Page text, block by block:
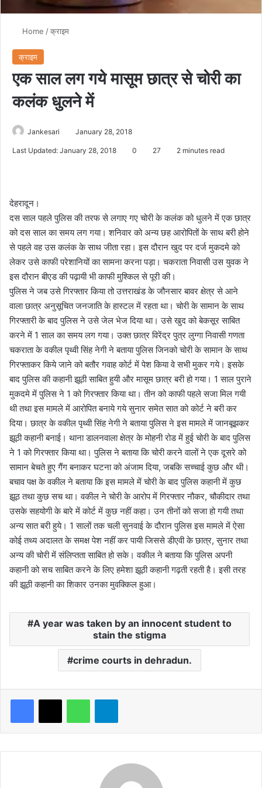
Home /क्राइम
क्राइम
एक साल लग गये मासूम छात्र से चोरी का
कलंक धुलने में
Jankesari January 28, 2018
Last Updated: January 28, 2018 0 27 2 minutes read
देहरादून।
दस साल पहले पुलिस की तरफ से लगाए गए चोरी के कलंक को धुलने में एक छात्र
को दस साल का समय लग गया। शनिवार को अन्य छह आरोपितों के साथ बरी होने
से पहले वह उस कलंक के साथ जीता रहा। इस दौरान खुद पर दर्ज मुकदमे को
लेकर उसे काफी परेशानियों का सामना करना पड़ा। चकराता निवासी उस युवक ने
इस दौरान बीएड की पढ़ायी भी काफी मुश्किल से पूरी की।
पुलिस ने जब उसे गिरफ्तार किया तो उत्तराखंड के जौनसार बावर क्षेत्र से आने
वाला छात्र अनुसूचित जनजाति के हास्टल में रहता था। चोरी के सामान के साथ
गिरफ्तारी के बाद पुलिस ने उसे जेल भेज दिया था। उसे खुद को बेकसूर साबित
करने में 1 साल का समय लग गया। उक्त छात्र विरेंद्र पुत्र लुग्गा निवासी गणता
चकराता के वकील पृथ्वी सिंह नेगी ने बताया पुलिस जिनको चोरी के सामान के साथ
गिरफ्ताकर किये जाने को बतौर गवाह कोर्ट में पेश किया वे सभी मुकर गये। इसके
बाद पुलिस की कहानी झूठी साबित हुयी और मासूम छात्र बरी हो गया। 1 साल पुराने
मुकदमे में पुलिस ने 1 को गिरफ्तार किया था। तीन को काफी पहले सजा मिल गयी
थी तथा इस मामले में आरोपित बनाये गये सुनार समेत सात को कोर्ट ने बरी कर
दिया। छात्र के वकील पृथ्वी सिंह नेगी ने बताया पुलिस ने इस मामले में जानबूझकर
झूठी कहानी बनाई। थाना डालनवाला क्षेत्र के मोहनी रोड में हुई चोरी के बाद पुलिस
ने 1 को गिरफ्तार किया था। पुलिस ने बताया कि चोरी करने वालों ने एक दूसरे को
सामान बेचते हुए गैंग बनाकर घटना को अंजाम दिया, जबकि सच्चाई कुछ और थी।
बचाव पक्ष के वकील ने बताया कि इस मामले में चोरी के बाद पुलिस कहानी में कुछ
झूठ तथा कुछ सच था। वकील ने चोरी के आरोप में गिरफ्तार नौकर, चौकीदार तथा
उसके सहयोगी के बारे में कोर्ट में कुछ नहीं कहा। उन तीनों को सजा हो गयी तथा
अन्य सात बरी हुये। 1 सालों तक चली सुनवाई के दौरान पुलिस इस मामले में ऐसा
कोई तथ्य अदालत के समक्ष पेश नहीं कर पायी जिससे डीएवी के छात्र, सुनार तथा
अन्य की चोरी में संलिप्तता साबित हो सके। वकील ने बताया कि पुलिस अपनी
कहानी को सच साबित करने के लिए हमेशा झूठी कहानी गढ़ती रहती है। इसी तरह
की झूठी कहानी का शिकार उनका मुवक्किल हुआ।
A year was taken by an innocent student to
stain the stigma
crime courts in dehradun.